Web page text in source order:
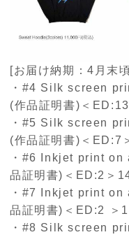
[お届け納期：4月末
・#4 Silk screen
(作品証明書)＜
・#5 Silk screen
(作品証明書)＜ED:7
・#6 Inkjet print
品証明書)＜ED:2＞
・#7 Inkjet print
品証明書)＜ED:2 ＞
・#8 Silk screen